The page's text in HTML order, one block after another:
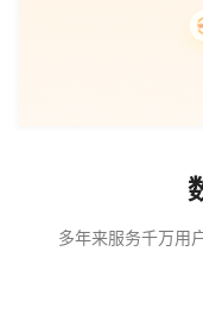
多年来服务千万用